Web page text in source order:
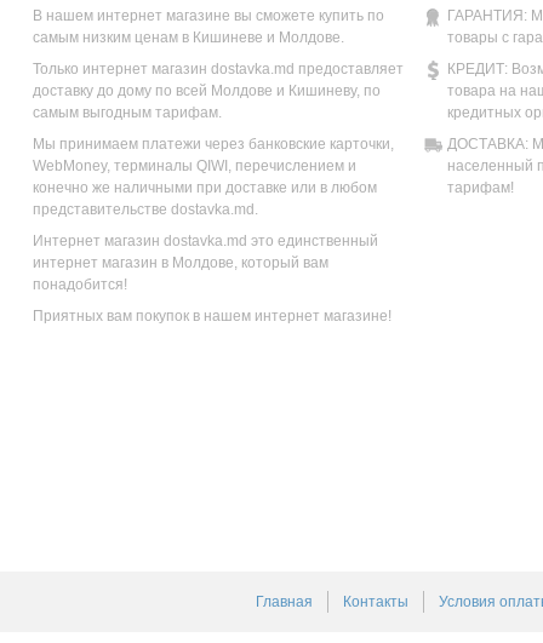
В нашем интернет магазине вы сможете купить по
самым низким ценам в Кишиневе и Молдове.
Только интернет магазин dostavka.md предоставляет
доставку до дому по всей Молдове и Кишиневу, по
самым выгодным тарифам.
Мы принимаем платежи через банковские карточки,
WebMoney, терминалы QIWI, перечислением и
конечно же наличными при доставке или в любом
представительстве dostavka.md.
Интернет магазин dostavka.md это единственный
интернет магазин в Молдове, который вам
понадобится!
Приятных вам покупок в нашем интернет магазине!
ГАРАНТИЯ:
товары с
КРЕДИТ:
товара на
кредитных
ДОСТАВКА:
населенный
тарифам!
Главная Контакты Условия